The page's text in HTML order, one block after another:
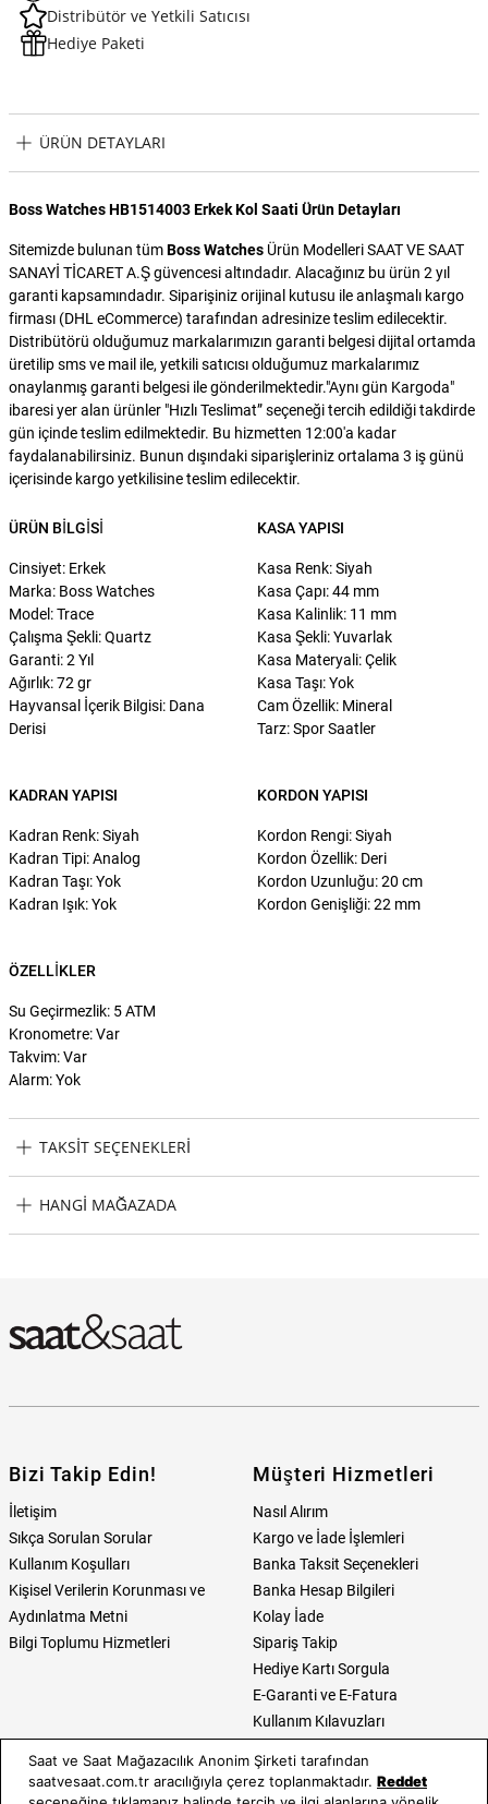
Distribütör ve Yetkili Satıcısı
Hediye Paketi
ÜRÜN DETAYLARI
Boss Watches HB1514003 Erkek Kol Saati Ürün Detayları
Sitemizde bulunan tümBoss Watches Ürün Modelleri SAAT VE SAAT
SANAYİ TİCARET A.Ş güvencesi altındadır. Alacağınız bu ürün 2 yıl
garanti kapsamındadır. Siparişiniz orijinal kutusu ile anlaşmalı kargo
firması (DHL eCommerce) tarafından adresinize teslim edilecektir.
Distribütörü olduğumuz markalarımızın garanti belgesi dijital ortamda
üretilip sms ve mail ile, yetkili satıcısı olduğumuz markalarımız
onaylanmış garanti belgesi ile gönderilmektedir."Aynı gün Kargoda"
ibaresi yer alan ürünler "Hızlı Teslimat” seçeneği tercih edildiği takdirde
gün içinde teslim edilmektedir. Bu hizmetten 12:00'a kadar
faydalanabilirsiniz. Bunun dışındaki siparişleriniz ortalama 3 iş günü
içerisinde kargo yetkilisine teslim edilecektir.
ÜRÜN BILGISI
Cinsiyet: Erkek
Marka: Boss Watches
Model: Trace
Çalışma Şekli: Quartz
Garanti: 2 Yıl
Ağırlık: 72 gr
Hayvansal İçerik Bilgisi: Dana
Derisi
KASA YAPISI
Kasa Renk: Siyah
Kasa Çapı: 44 mm
Kasa Kalinlik: 11 mm
Kasa Şekli: Yuvarlak
Kasa Materyali: Çelik
Kasa Taşı: Yok
Cam Özellik: Mineral
Tarz: Spor Saatler
KADRAN YAPISI
Kadran Renk: Siyah
Kadran Tipi: Analog
Kadran Taşı: Yok
Kadran Işık: Yok
KORDON YAPISI
Kordon Rengi: Siyah
Kordon Özellik: Deri
Kordon Uzunluğu: 20 cm
Kordon Genişliği: 22 mm
ÖZELLIKLER
Su Geçirmezlik: 5 ATM
Kronometre: Var
Takvim: Var
Alarm: Yok
TAKSIT SEÇENEKLERI
HANGI MAĞAZADA
Bizi Takip Edin!
İletişim
Sıkça Sorulan Sorular
Kullanım Koşulları
Kişisel Verilerin Korunması ve
Aydınlatma Metni
Bilgi Toplumu Hizmetleri
Müşteri Hizmetleri
Nasıl Alırım
Kargo ve İade İşlemleri
Banka Taksit Seçenekleri
Banka Hesap Bilgileri
Kolay İade
Sipariş Takip
Hediye Kartı Sorgula
E-Garanti ve E-Fatura
Kullanım Kılavuzları
Saat ve Saat Kategoriler
Saat ve Saat Mağazacılık Anonim Şirketi tarafından
saatvesaat.com.tr aracılığıyla çerez toplanmaktadır. Reddet